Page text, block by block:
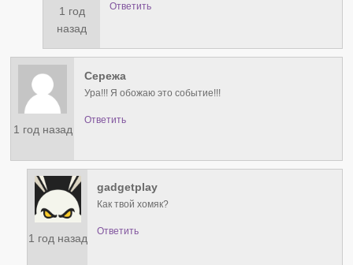
1 год
назад
Ответить
1 год назад
Сережа
Ура!!! Я обожаю это событие!!!
Ответить
1 год назад
gadgetplay
Как твой хомяк?
Ответить